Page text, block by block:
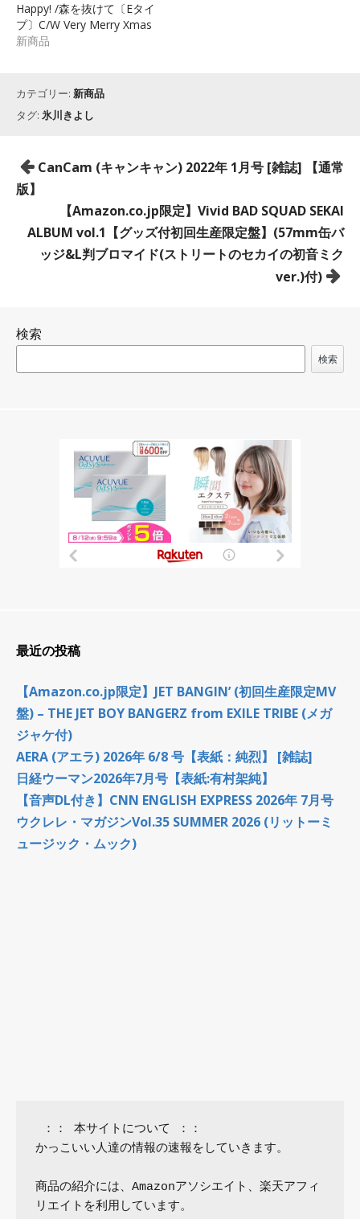
Happy! /森を抜けて〔Eタイ
プ〕C/W Very Merry Xmas
新商品
カテゴリー: 新商品
タグ: 氷川きよし
投
稿
ビ
ン
CanCam (キャンキャン) 2022年 1月号 [雑誌] 【通常
版】
【Amazon.co.jp限定】Vivid BAD SQUAD SEKAI
ALBUM vol.1【グッズ付初回生産限定盤】(57mm缶バ
ッジ&L判ブロマイド(ストリートのセカイの初音ミク
ver.)付)
検索
検索
最近の投稿
【Amazon.co.jp限定】JET BANGIN’ (初回生産限定MV
盤) – THE JET BOY BANGERZ from EXILE TRIBE (メガ
ジャケ付)
AERA (アエラ) 2026年 6/8 号【表紙：純烈】 [雑誌]
日経ウーマン2026年7月号【表紙:有村架純】
【音声DL付き】CNN ENGLISH EXPRESS 2026年 7月号
ウクレレ・マガジンVol.35 SUMMER 2026 (リットーミ
ュージック・ムック)
かっこいい人達の情報の速報をしていきます。
商品の紹介には、Amazonアソシエイト、楽天アフィ
リエイトを利用しています。